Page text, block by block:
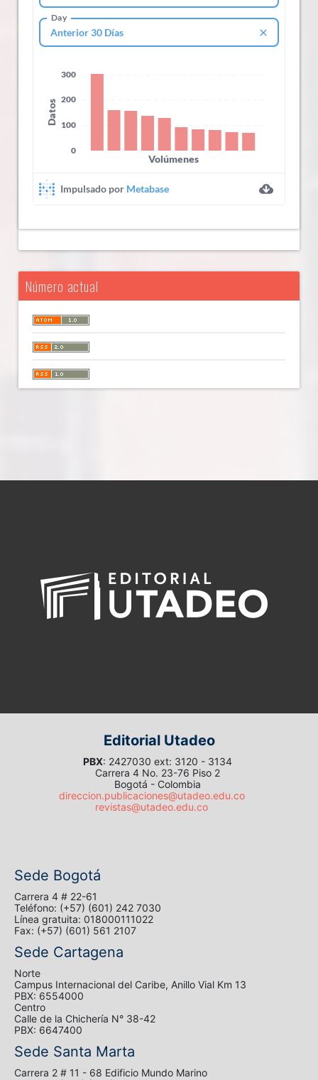
Número actual
Editorial Utadeo
PBX: 2427030 ext: 3120 - 3134
Carrera 4 No. 23-76 Piso 2
Bogotá - Colombia
direccion.publicaciones@utadeo.edu.co
revistas@utadeo.edu.co
Sede Bogotá
Carrera 4 # 22-61
Teléfono: (+57) (601) 242 7030
Línea gratuita: 018000111022
Fax: (+57) (601) 561 2107
Sede Cartagena
Norte
Campus Internacional del Caribe, Anillo Vial Km 13
PBX: 6554000
Centro
Calle de la Chichería N° 38-42
PBX: 6647400
Sede Santa Marta
Carrera 2 # 11 - 68 Edificio Mundo Marino